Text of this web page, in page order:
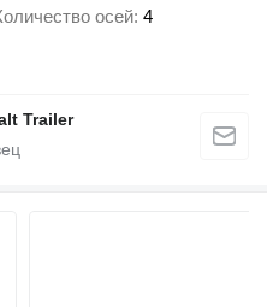
осей 4
Trailer